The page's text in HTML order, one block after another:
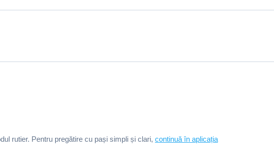
rutier. Pentru pregătire cu pași simpli și clari, continuă în aplicația